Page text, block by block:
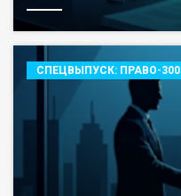
СПЕЦВЫПУСК: ПРАВО-300